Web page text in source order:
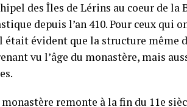
des Îles de Lérins au coeur de la
depuis l’an 410. Pour ceux qui
était évident que la structure même
vu l’âge du monastère, mais
remonte à la fin du 11e